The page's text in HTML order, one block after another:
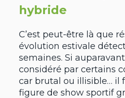
hybride
C’est peut-être là que
évolution estivale
semaines. Si
considéré par certains
car brutal ou illisible… il
figure de show sportif